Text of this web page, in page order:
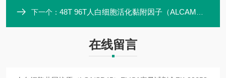
下一个： 48T 96T人白细胞活化黏附因子（ALCAM）ELISA定量试剂盒ZK-00653
在线留言